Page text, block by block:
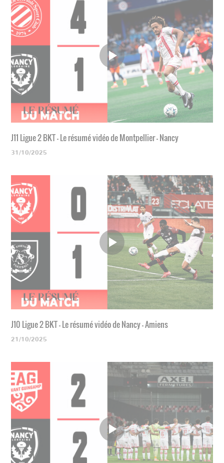
J11 Ligue 2 BKT - Le résumé vidéo de Montpellier - Nancy
31/10/2025
J10 Ligue 2 BKT - Le résumé vidéo de Nancy - Amiens
21/10/2025